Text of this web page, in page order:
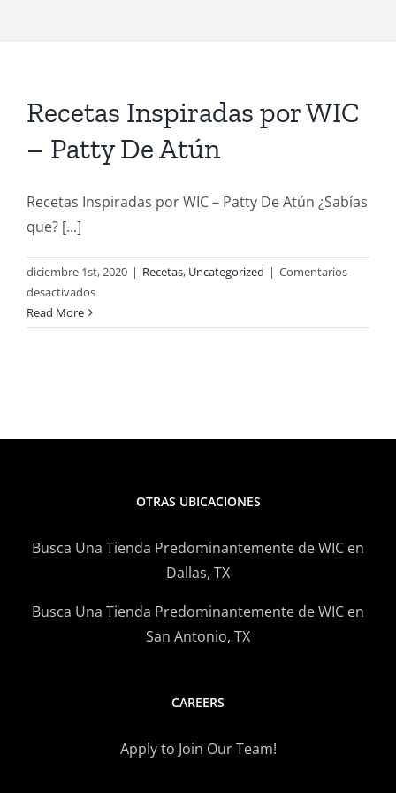
Recetas Inspiradas por WIC
– Patty De Atún
Recetas Inspiradas por WIC – Patty De Atún ¿Sabías
que? [...]
diciembre 1st, 2020 | Recetas, Uncategorized | Comentarios
desactivadosen
Inspiradas
Read More
OTRAS UBICACIONES
Busca Una Tienda Predominantemente de WIC en
Dallas, TX
Busca Una Tienda Predominantemente de WIC en
San Antonio, TX
CAREERS
Apply to Join Our Team!